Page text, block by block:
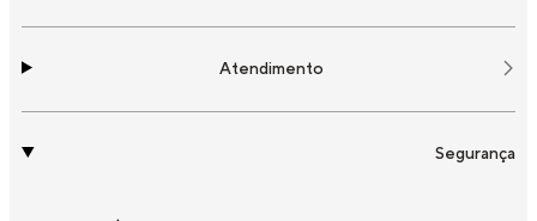
Atendimento
Segurança